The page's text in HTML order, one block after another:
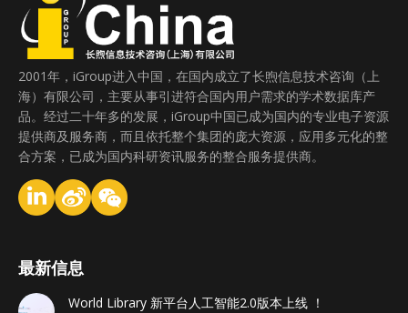
2001年，iGroup进入中国，在国内成立了长煦信息技术咨询（上
海）有限公司，主要从事引进符合国内用户需求的学术数据库产
品。经过二十年多的发展，iGroup中国已成为国内的专业电子资源
提供商及服务商，而且依托整个集团的庞大资源，应用多元化的整
合方案，已成为国内科研资讯服务的整合服务提供商。
最新信息
World Library 新平台人工智能2.0版本上线 ！